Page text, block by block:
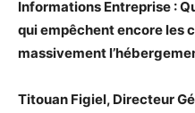
Informations Entreprise :
qui empêchent encore les
massivement
Titouan Figiel, Directeur